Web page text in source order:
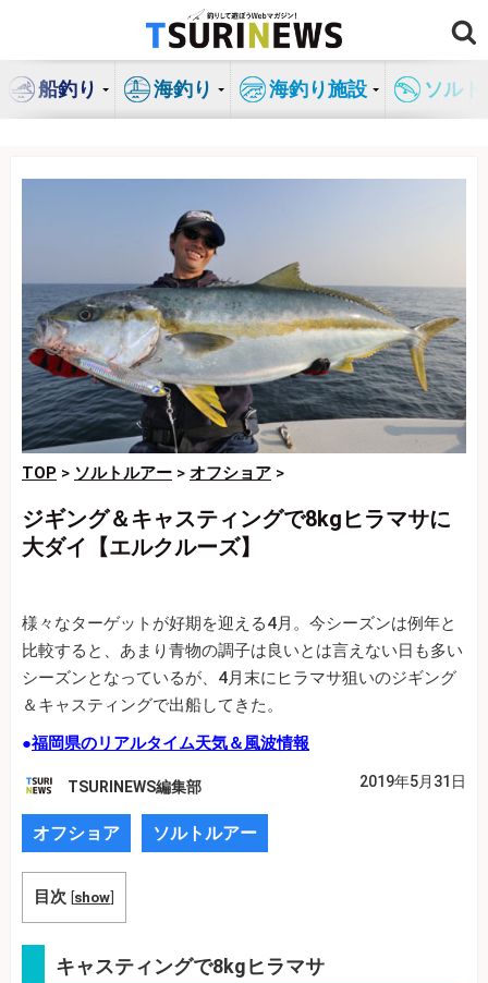
ン
船釣り 海釣り 海釣り施設 ソル
TOP > ソルトルアー > オフショア >
ジギング＆キャスティングで8kgヒラマサに
大ダイ【エルクルーズ】
様々なターゲットが好期を迎える4月。今シーズンは例年と
比較すると、あまり青物の調子は良いとは言えない日も多い
シーズンとなっているが、4月末にヒラマサ狙いのジギング
＆キャスティングで出船してきた。
●福岡県のリアルタイム天気＆風波情報
TSURINEWS編集部 2019年5月31日
オフショア ソルトルアー
目次 [show]
キャスティングで8kgヒラマサ